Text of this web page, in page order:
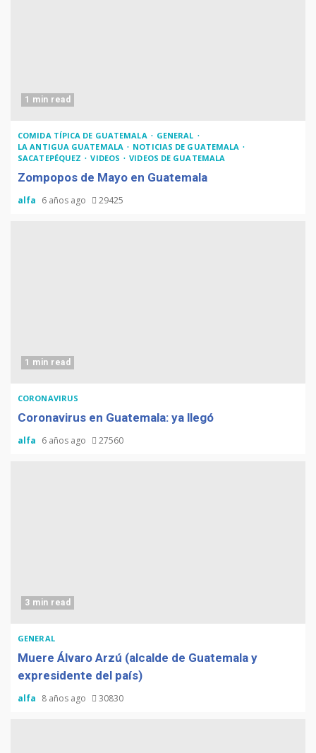
1 min read
COMIDA TÍPICA DE GUATEMALA
GENERAL
LA ANTIGUA GUATEMALA
NOTICIAS DE GUATEMALA
SACATEPÉQUEZ
VIDEOS VIDEOS DE GUATEMALA
Zompopos de Mayo en Guatemala
alfa 6 años ago 29425
1 min read
CORONAVIRUS
Coronavirus en Guatemala: ya llegó
alfa 6 años ago 27560
3 min read
GENERAL
Muere Álvaro Arzú (alcalde de Guatemala y
expresidente del país)
alfa 8 años ago 30830